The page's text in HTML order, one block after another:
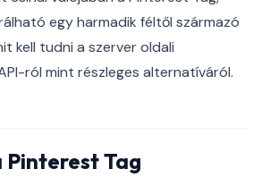
egy harmadik féltől származó
kell tudni a szerver oldali
ról mint részleges alternatíváról.
Tag